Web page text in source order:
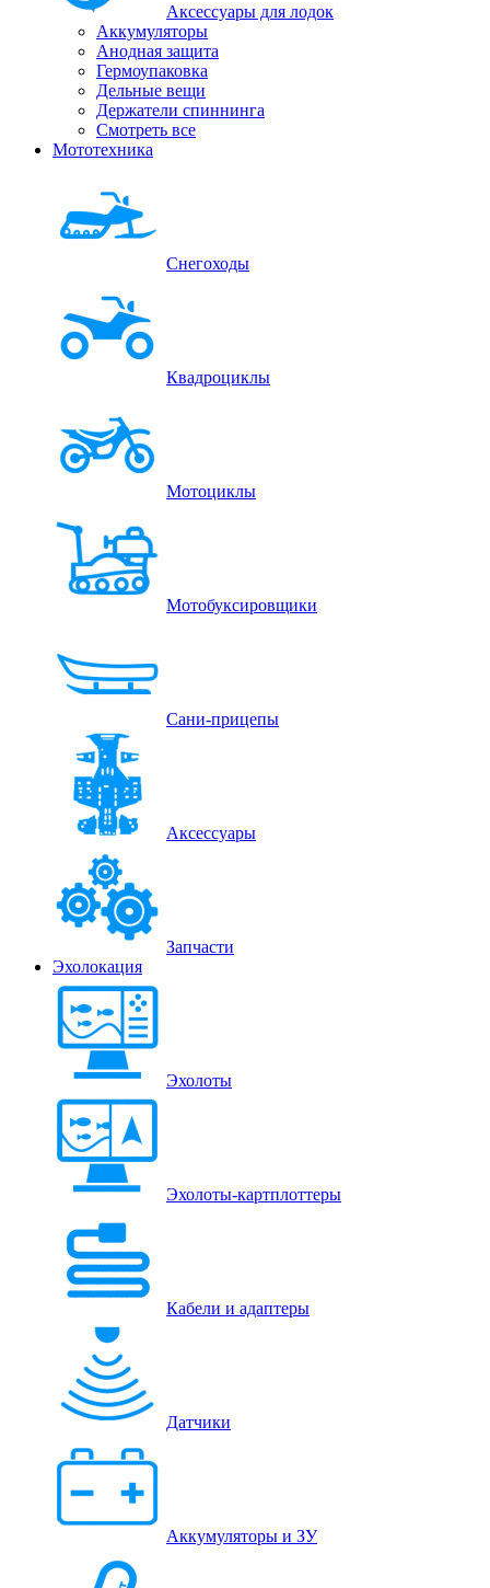
Аксессуары для лодок
Аккумуляторы
Анодная защита
Гермоупаковка
Дельные вещи
Держатели спиннинга
Смотреть все
Мототехника
Снегоходы
Квадроциклы
Мотоциклы
Мотобуксировщики
Сани-прицепы
Аксессуары
Запчасти
Эхолокация
Эхолоты
Эхолоты-картплоттеры
Кабели и адаптеры
Датчики
Аккумуляторы и ЗУ